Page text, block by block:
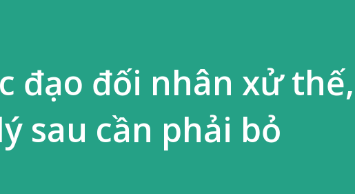
đạo đối nhân xử
sau cần phải bỏ